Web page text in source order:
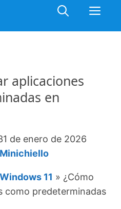
aplicaciones
en
de enero de 2026
11 » ¿Cómo
como predeterminadas